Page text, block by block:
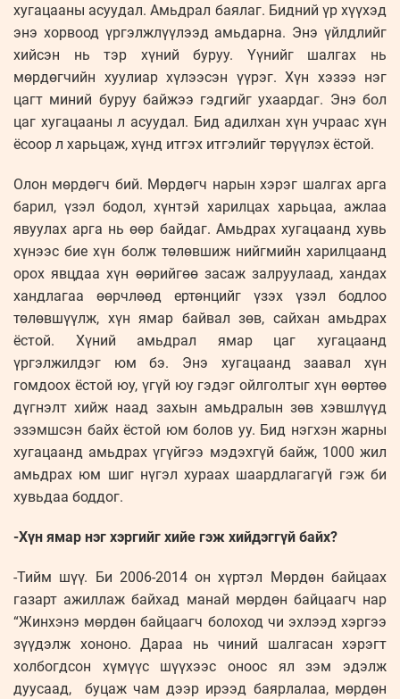
хугацааны асуудал. Амьдрал баялаг. Бидний үр хүүхэд
энэ хорвоод үргэлжлүүлээд амьдарна. Энэ үйлдлийг
хийсэн нь тэр хүний буруу. Үүнийг шалгах нь
мөрдөгчийн хуулиар хүлээсэн үүрэг. Хүн хэзээ нэг
цагт миний буруу байжээ гэдгийг ухаардаг. Энэ бол
цаг хугацааны л асуудал. Бид адилхан хүн учраас хүн
ёсоор л харьцаж, хүнд итгэх итгэлийг төрүүлэх ёстой.
Олон мөрдөгч бий. Мөрдөгч нарын хэрэг шалгах арга
барил, үзэл бодол, хүнтэй харилцах харьцаа, ажлаа
явуулах арга нь өөр байдаг. Амьдрах хугацаанд хувь
хүнээс бие хүн болж төлөвшиж нийгмийн харилцаанд
орох явцдаа хүн өөрийгөө засаж залруулаад, хандах
хандлагаа өөрчлөөд ертөнцийг үзэх үзэл бодлоо
төлөвшүүлж, хүн ямар байвал зөв, сайхан амьдрах
ёстой. Хүний амьдрал ямар цаг хугацаанд
үргэлжилдэг юм бэ. Энэ хугацаанд заавал хүн
гомдоох ёстой юу, үгүй юу гэдэг ойлголтыг хүн өөртөө
дүгнэлт хийж наад захын амьдралын зөв хэвшлүүд
эзэмшсэн байх ёстой юм болов уу. Бид нэгхэн жарны
хугацаанд амьдрах үгүйгээ мэдэхгүй байж, 1000 жил
амьдрах юм шиг нүгэл хураах шаардлагагүй гэж би
хувьдаа боддог.
-Хүн ямар нэг хэргийг хийе гэж хийдэггүй байх?
-Тийм шүү. Би 2006-2014 он хүртэл Мөрдөн байцаах
газарт ажиллаж байхад манай мөрдөн байцаагч нар
“Жинхэнэ мөрдөн байцаагч болоход чи эхлээд хэргээ
зүүдэлж хононо. Дараа нь чиний шалгасан хэрэгт
холбогдсон хүмүүс шүүхээс оноос ял зэм эдэлж
дуусаад, буцаж чам дээр ирээд баярлалаа, мөрдөн